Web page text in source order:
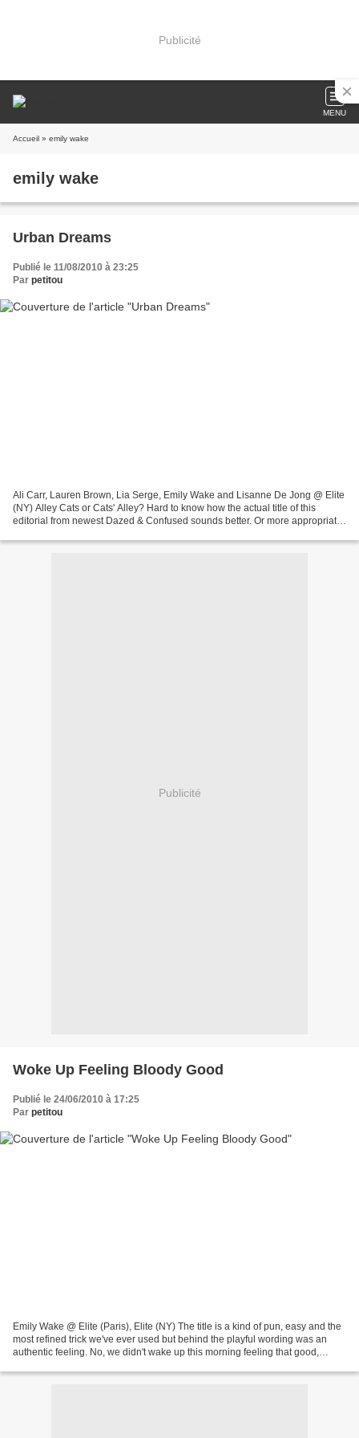
Publicité
MENU
Accueil » emily wake
emily wake
Urban Dreams
Publié le 11/08/2010 à 23:25
Par petitou
Ali Carr, Lauren Brown, Lia Serge, Emily Wake and Lisanne De Jong @ Elite
(NY) Alley Cats or Cats' Alley? Hard to know how the actual title of this
editorial from newest Dazed & Confused sounds better. Or more appropriate.
Publicité
Woke Up Feeling Bloody Good
Publié le 24/06/2010 à 17:25
Par petitou
Emily Wake @ Elite (Paris), Elite (NY) The title is a kind of pun, easy and the
most refined trick we've ever used but behind the playful wording was an
authentic feeling. No, we didn't wake up this morning feeling that good,